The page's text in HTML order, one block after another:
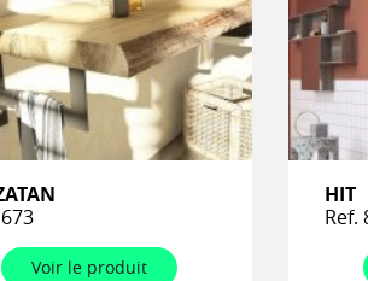
Voir le produit
HIT
Ref.